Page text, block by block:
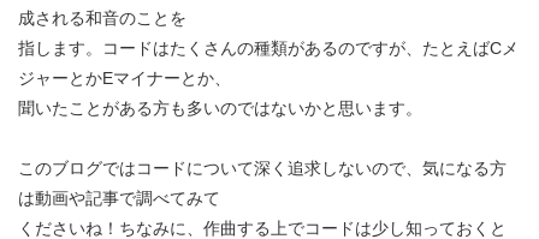
成される和音のことを
指します。コードはたくさんの種類があるのですが、たとえばCメ
ジャーとかEマイナーとか、
聞いたことがある方も多いのではないかと思います。
このブログではコードについて深く追求しないので、気になる方
は動画や記事で調べてみて
くださいね！ちなみに、作曲する上でコードは少し知っておくと